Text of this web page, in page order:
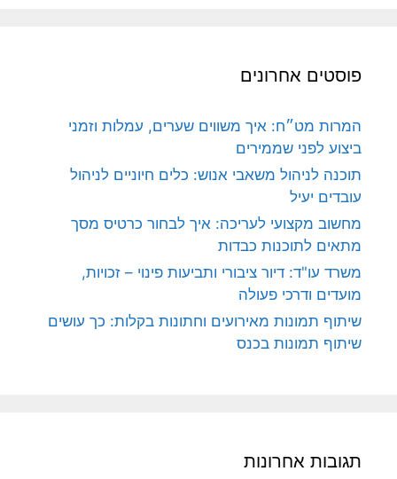
פוסטים אחרונים
המרות מט״ח: איך משווים שערים, עמלות וזמני
ביצוע לפני שממירים
תוכנה לניהול משאבי אנוש: כלים חיוניים לניהול
עובדים יעיל
מחשוב מקצועי לעריכה: איך לבחור כרטיס מסך
מתאים לתוכנות כבדות
משרד עו"ד: דיור ציבורי ותביעות פינוי – זכויות,
מועדים ודרכי פעולה
שיתוף תמונות מאירועים וחתונות בקלות: כך עושים
שיתוף תמונות בכנס
תגובות אחרונות